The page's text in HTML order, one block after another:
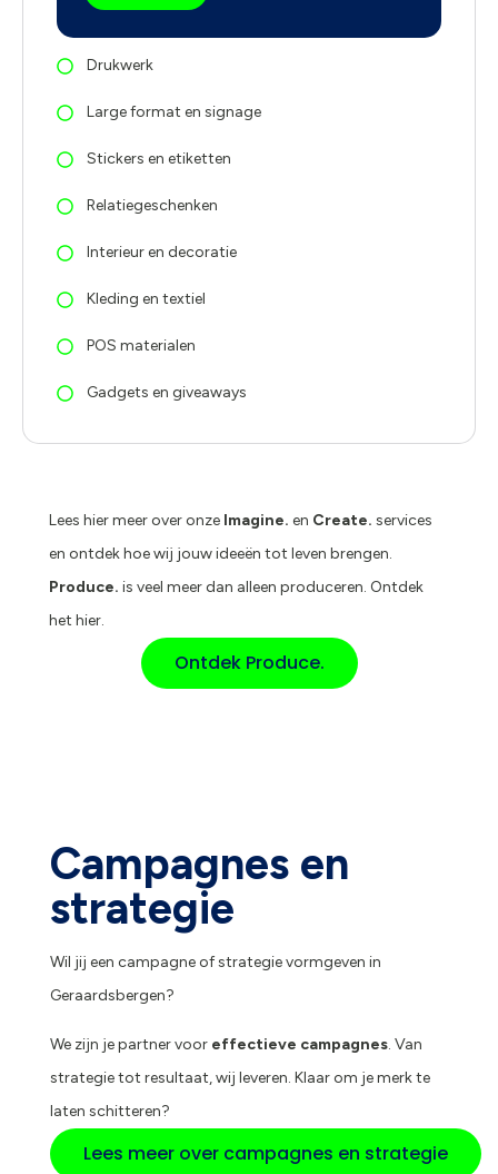
Drukwerk
Large format en signage
Stickers en etiketten
Relatiegeschenken
Interieur en decoratie
Kleding en textiel
POS materialen
Gadgets en giveaways
Lees hier meer over onze Imagine. en Create. services
en ontdek hoe wij jouw ideeën tot leven brengen.
Produce. is veel meer dan alleen produceren. Ontdek
het hier.
Ontdek Produce.
Campagnes en
strategie
Wil jij een campagne of strategie vormgeven in
Geraardsbergen?
We zijn je partner voor effectieve campagnes. Van
strategie tot resultaat, wij leveren. Klaar om je merk te
laten schitteren?
Lees meer over campagnes en strategie